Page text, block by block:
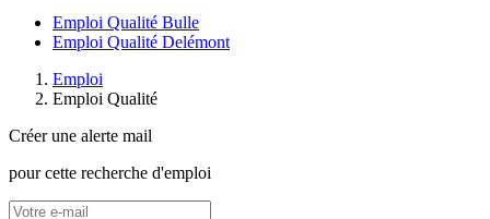
Emploi Qualité Bulle
Emploi Qualité Delémont
Emploi
Emploi Qualité
Créer une alerte mail
pour cette recherche d'emploi